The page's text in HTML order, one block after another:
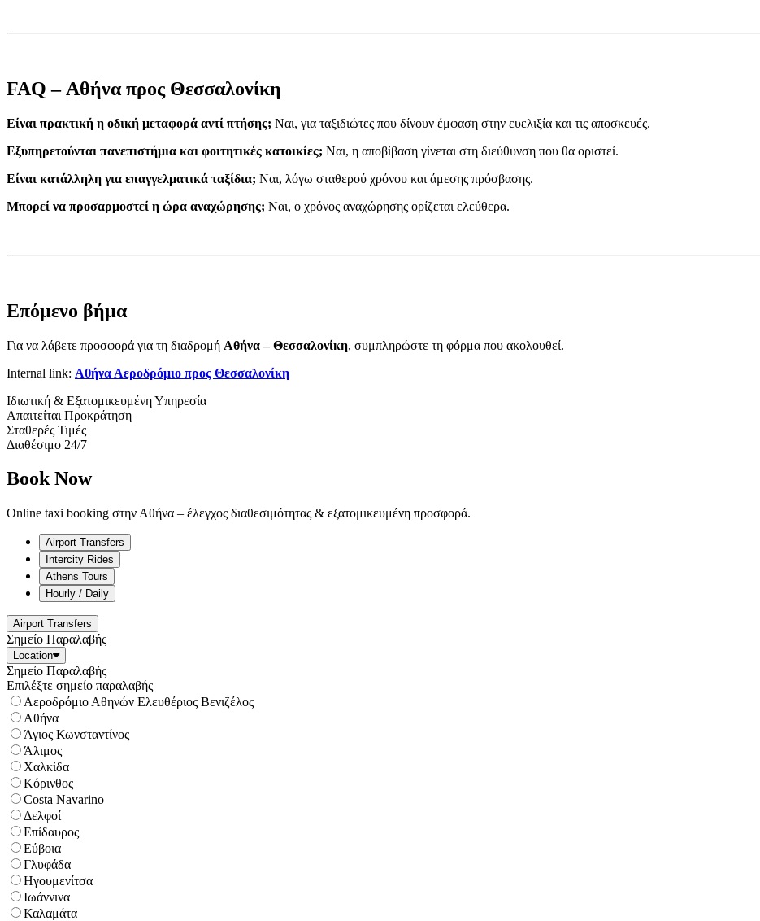
FAQ – Αθήνα προς Θεσσαλονίκη
Είναι πρακτική η οδική μεταφορά αντί πτήσης; Ναι, για ταξιδιώτες που δίνουν έμφαση στην ευελιξία και τις αποσκευές.
Εξυπηρετούνται πανεπιστήμια και φοιτητικές κατοικίες; Ναι, η αποβίβαση γίνεται στη διεύθυνση που θα οριστεί.
Είναι κατάλληλη για επαγγελματικά ταξίδια; Ναι, λόγω σταθερού χρόνου και άμεσης πρόσβασης.
Μπορεί να προσαρμοστεί η ώρα αναχώρησης; Ναι, ο χρόνος αναχώρησης ορίζεται ελεύθερα.
Επόμενο βήμα
Για να λάβετε προσφορά για τη διαδρομή Αθήνα – Θεσσαλονίκη, συμπληρώστε τη φόρμα που ακολουθεί.
Internal link: Αθήνα Αεροδρόμιο προς Θεσσαλονίκη
Ιδιωτική & Εξατομικευμένη Υπηρεσία
Απαιτείται Προκράτηση
Σταθερές Τιμές
Διαθέσιμο 24/7
Book Now
Online taxi booking στην Αθήνα – έλεγχος διαθεσιμότητας & εξατομικευμένη προσφορά.
Airport Transfers
Intercity Rides
Athens Tours
Hourly / Daily
Airport Transfers
Σημείο Παραλαβής
Location
Σημείο Παραλαβής
Επιλέξτε σημείο παραλαβής
Αεροδρόμιο Αθηνών Ελευθέριος Βενιζέλος
Αθήνα
Άγιος Κωνσταντίνος
Άλιμος
Χαλκίδα
Κόρινθος
Costa Navarino
Δελφοί
Επίδαυρος
Εύβοια
Γλυφάδα
Ηγουμενίτσα
Ιωάννινα
Καλαμάτα